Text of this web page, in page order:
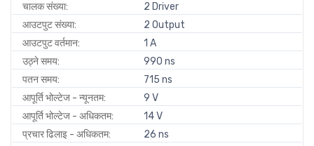
चालक संख्या:
2 Driver
आउटपुट संख्या:
2 Output
आउटपुट वर्तमान:
1 A
उठ्ने समय:
990 ns
पतन समय:
715 ns
आपूर्ति भोल्टेज - न्यूनतम:
9 V
आपूर्ति भोल्टेज - अधिकतम:
14 V
प्रचार ढिलाइ - अधिकतम:
26 ns